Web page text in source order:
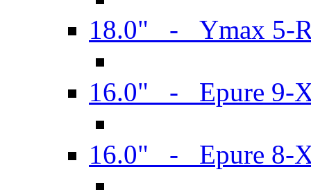
18.0" - Ymax 5-
16.0" - Epure 9-
16.0" - Epure 8-